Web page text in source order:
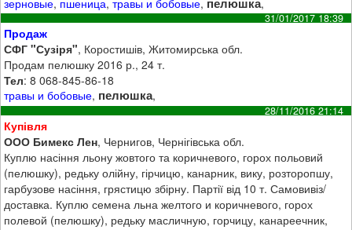
31/01/2017 18:39
Продаж
СФГ "Сузіря", Коростишів, Житомирська обл.
Продам пелюшку 2016 р., 24 т.
Тел: 8 068-845-86-18
травы и бобовые, пелюшка,
28/11/2016 21:14
Купівля
ООО Бимекс Лен, Чернигов, Чернігівська обл.
Куплю насіння льону жовтого та коричневого, горох польовий
(пелюшку), редьку олійну, гірчицю, канарник, вику, розторопшу,
гарбузове насіння, грястицю збірну. Партії від 10 т. Самовивіз/
доставка. Куплю семена льна желтого и коричневого, горох
полевой (пелюшку), редьку масличную, горчицу, канареечник,